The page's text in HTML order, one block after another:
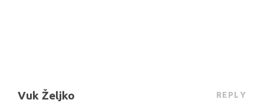
Vuk Željko REPLY